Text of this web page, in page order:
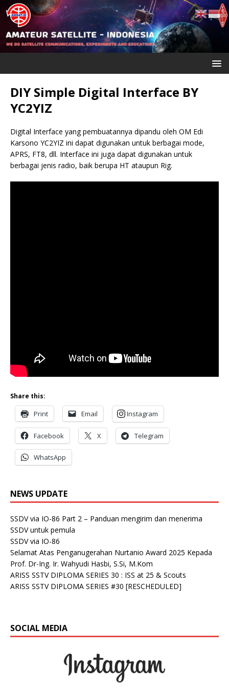
DIY Simple Digital Interface BY
YC2YIZ
Digital Interface yang pembuatannya dipandu oleh OM Edi
Karsono YC2YIZ ini dapat digunakan untuk berbagai mode,
APRS, FT8, dll. Interface ini juga dapat digunakan untuk
berbagai jenis radio, baik berupa HT ataupun Rig.
Share this:
Print Email Instagram
Facebook X Telegram
WhatsApp
NEWS UPDATE
SSDV via IO-86 Part 2 – Panduan mengirim dan menerima
SSDV untuk pemula
SSDV via IO-86
Selamat Atas Penganugerahan Nurtanio Award 2025 Kepada
Prof. Dr-Ing. Ir. Wahyudi Hasbi, S.Si, M.Kom
ARISS SSTV DIPLOMA SERIES 30 : ISS at 25 & Scouts
ARISS SSTV DIPLOMA SERIES #30 [RESCHEDULED]
SOCIAL MEDIA